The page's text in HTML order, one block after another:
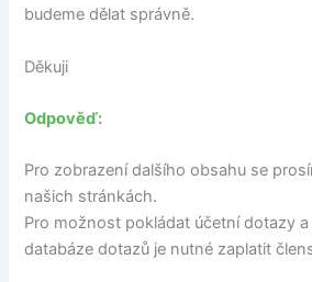
budeme dělat správně.
Děkuji
Odpověď:
Pro zobrazení dalšího obsahu se
našich stránkách.
Pro možnost pokládat účetní dotazy
databáze dotazů je nutné zaplatit